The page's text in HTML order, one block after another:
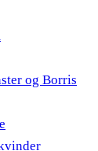
og Borris